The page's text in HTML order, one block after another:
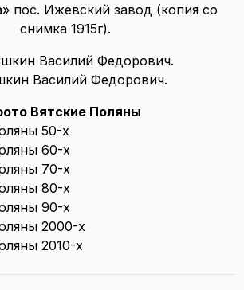
пос. Ижевский завод (копия со
снимка 1915г).
Василий Федорович.
Вятские Поляны
50-х
60-х
70-х
80-х
90-х
2000-х
2010-х